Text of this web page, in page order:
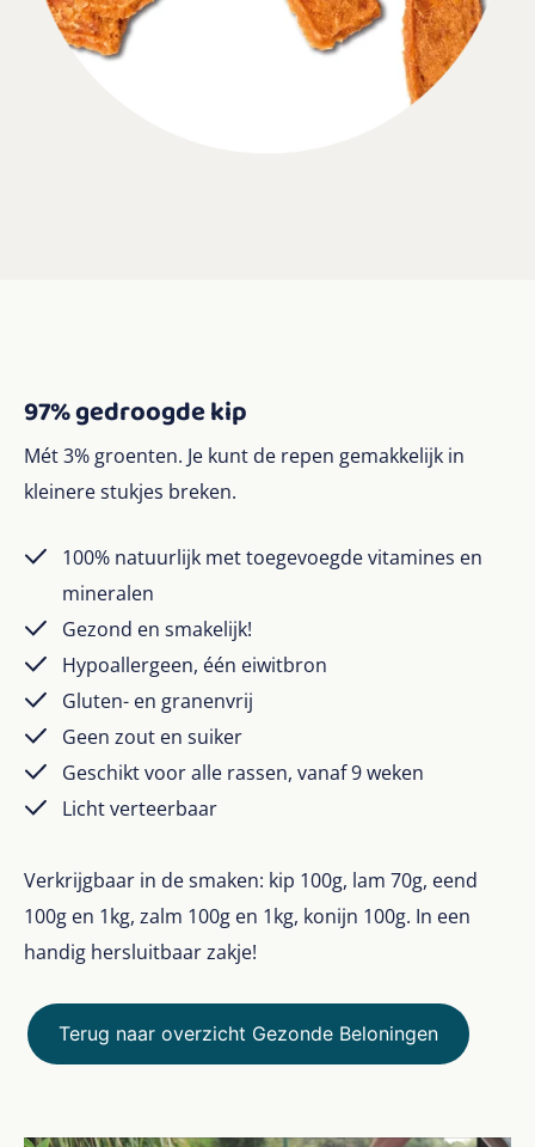
97% gedroogde kip
Mét 3% groenten. Je kunt de repen gemakkelijk in
kleinere stukjes breken.
100% natuurlijk met toegevoegde vitamines en
mineralen
Gezond en smakelijk!
Hypoallergeen, één eiwitbron
Gluten- en granenvrij
Geen zout en suiker
Geschikt voor alle rassen, vanaf 9 weken
Licht verteerbaar
Verkrijgbaar in de smaken: kip 100g, lam 70g, eend
100g en 1kg, zalm 100g en 1kg, konijn 100g. In een
handig hersluitbaar zakje!
Terug naar overzicht Gezonde Beloningen